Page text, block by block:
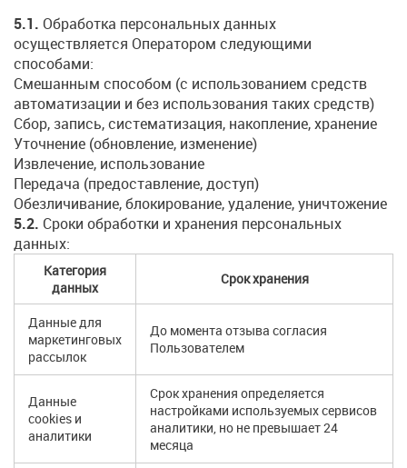
5.1. Обработка персональных данных
осуществляется Оператором следующими
способами:
Смешанным способом (с использованием средств
автоматизации и без использования таких средств)
Сбор, запись, систематизация, накопление, хранение
Уточнение (обновление, изменение)
Извлечение, использование
Передача (предоставление, доступ)
Обезличивание, блокирование, удаление, уничтожение
5.2. Сроки обработки и хранения персональных
данных:
Категория
данных
Срок хранения
Данные для
маркетинговых
рассылок
До момента отзыва согласия
Пользователем
Данные
cookies и
аналитики
Срок хранения определяется
настройками используемых сервисов
аналитики, но не превышает 24
месяца